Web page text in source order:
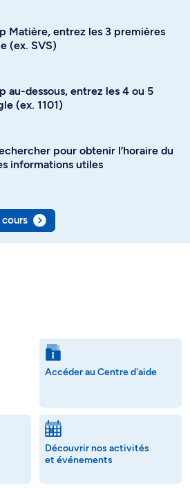
Matière, entrez les 3 premières
(ex. SVS)
au-dessous, entrez les 4 ou 5
(ex. 1101)
pour obtenir l’horaire du
informations utiles
cours
Accéder au Centre d'aide
Découvrir nos activités
et événements